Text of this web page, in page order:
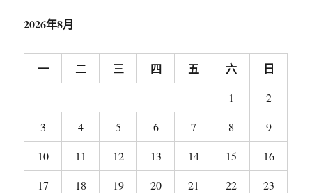
2026年8月
一 二 三 四 五 六 日
1
2
3
4 5 6 7 8
9
10
11 12 13 14 15
16
17
18 19 20 21 22 23